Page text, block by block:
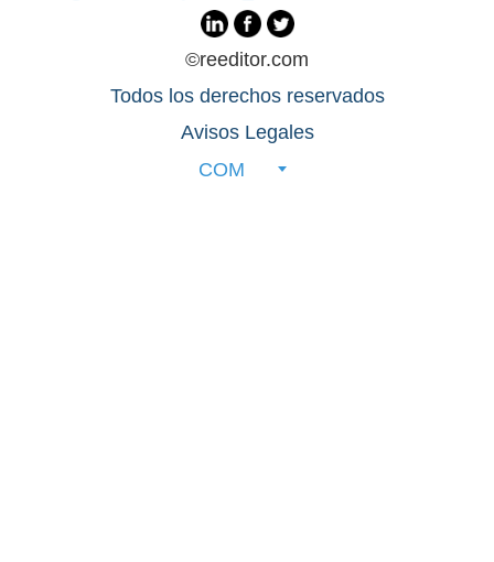
©reeditor.com
Todos los derechos reservados
Avisos Legales